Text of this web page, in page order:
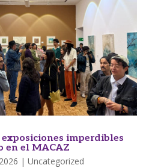
imperdibles
en el MACAZ
| Uncategorized